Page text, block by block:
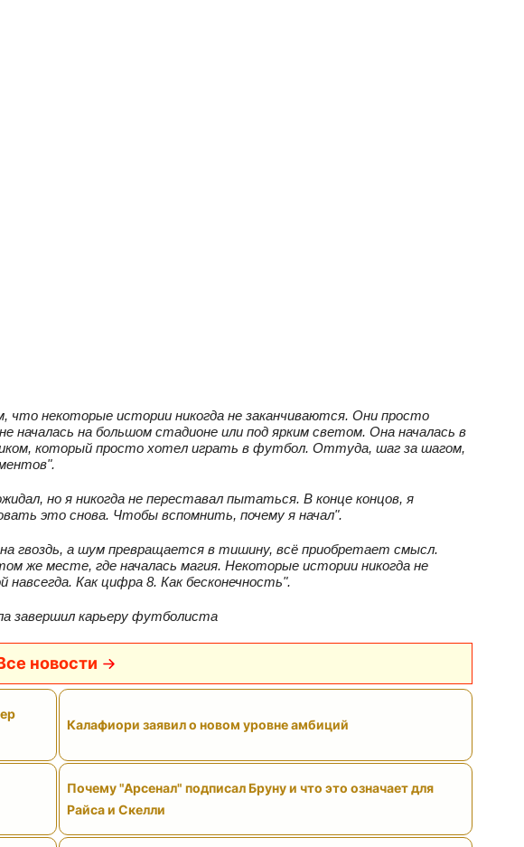
что некоторые истории никогда не заканчиваются. Они просто
на большом стадионе или под ярким светом. Она началась в
который просто хотел играть в футбол. Оттуда, шаг за шагом,
но я никогда не переставал пытаться. В конце концов, я
это снова. Чтобы вспомнить, почему я начал".
гвоздь, а шум превращается в тишину, всё приобретает смысл.
же месте, где началась магия. Некоторые истории никогда не
Как цифра 8. Как бесконечность".
новости
Калафиори заявил о новом уровне амбиций
Почему "Арсенал" подписал Бруну и что это означает для
Райса и Скелли